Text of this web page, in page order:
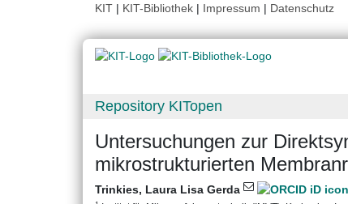
KIT | KIT-Bibliothek | Impressum | Datenschutz
Repository KITopen
Untersuchungen zur
mikrostrukturierten
Trinkies, Laura Lisa Gerda